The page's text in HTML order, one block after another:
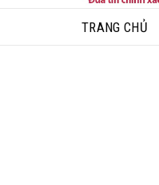
TRANG CHỦ